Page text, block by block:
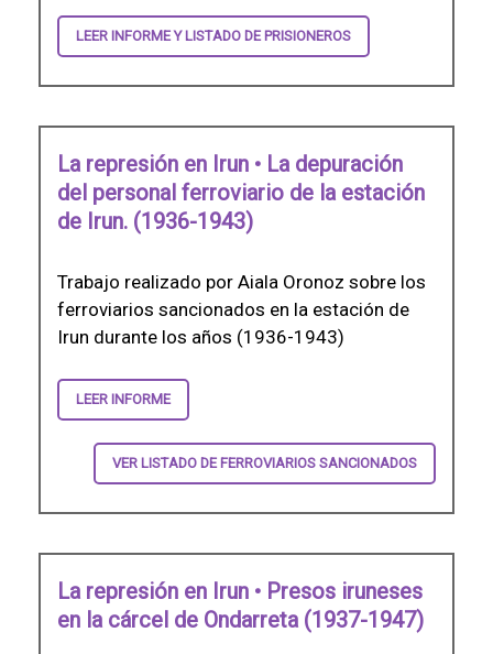
LEER INFORME Y LISTADO DE PRISIONEROS
La represión en Irun • La depuración
del personal ferroviario de la estación
de Irun. (1936-1943)
Trabajo realizado por Aiala Oronoz sobre los
ferroviarios sancionados en la estación de
Irun durante los años (1936-1943)
LEER INFORME
VER LISTADO DE FERROVIARIOS SANCIONADOS
La represión en Irun • Presos iruneses
en la cárcel de Ondarreta (1937-1947)